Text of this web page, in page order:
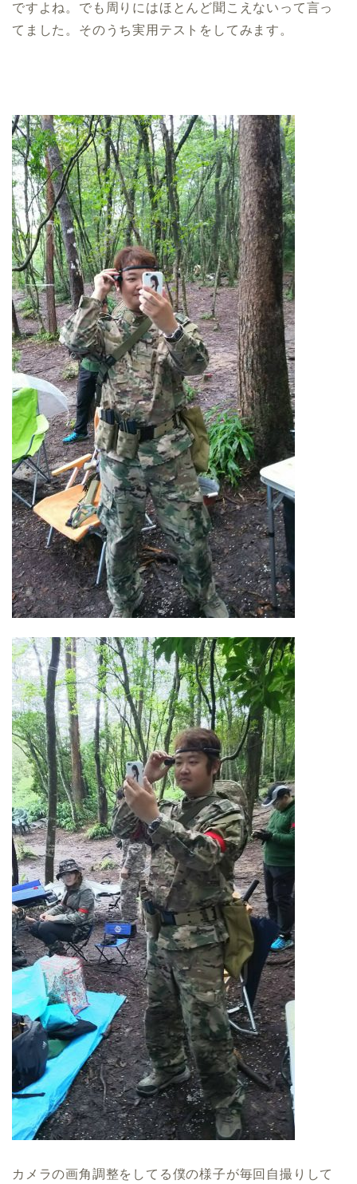
ですよね。でも周りにはほとんど聞こえないって言っ
てました。そのうち実用テストをしてみます。
カメラの画角調整をしてる僕の様子が毎回自撮りして